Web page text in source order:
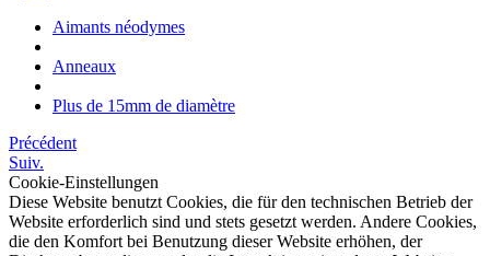
Aimants néodymes
Anneaux
Plus de 15mm de diamètre
Précédent
Suiv.
Cookie-Einstellungen
Diese Website benutzt Cookies, die für den technischen Betrieb der
Website erforderlich sind und stets gesetzt werden. Andere Cookies,
die den Komfort bei Benutzung dieser Website erhöhen, der